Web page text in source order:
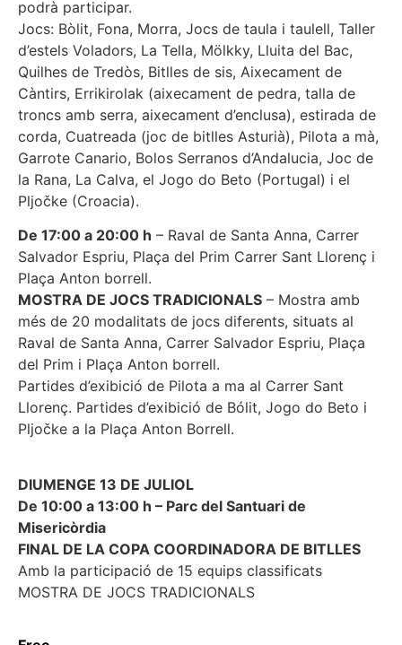
podrà participar.
Jocs: Bòlit, Fona, Morra, Jocs de taula i taulell, Taller
d’estels Voladors, La Tella, Mölkky, Lluita del Bac,
Quilhes de Tredòs, Bitlles de sis, Aixecament de
Càntirs, Errikirolak (aixecament de pedra, talla de
troncs amb serra, aixecament d’enclusa), estirada de
corda, Cuatreada (joc de bitlles Asturià), Pilota a mà,
Garrote Canario, Bolos Serranos d’Andalucia, Joc de
la Rana, La Calva, el Jogo do Beto (Portugal) i el
Pljočke (Croacia).
De 17:00 a 20:00 h – Raval de Santa Anna, Carrer
Salvador Espriu, Plaça del Prim Carrer Sant Llorenç i
Plaça Anton borrell.
MOSTRA DE JOCS TRADICIONALS – Mostra amb
més de 20 modalitats de jocs diferents, situats al
Raval de Santa Anna, Carrer Salvador Espriu, Plaça
del Prim i Plaça Anton borrell.
Partides d’exibició de Pilota a ma al Carrer Sant
Llorenç. Partides d’exibició de Bólit, Jogo do Beto i
Pljočke a la Plaça Anton Borrell.
DIUMENGE 13 DE JULIOL
De 10:00 a 13:00 h – Parc del Santuari de
Misericòrdia
FINAL DE LA COPA COORDINADORA DE BITLLES
Amb la participació de 15 equips classificats
MOSTRA DE JOCS TRADICIONALS